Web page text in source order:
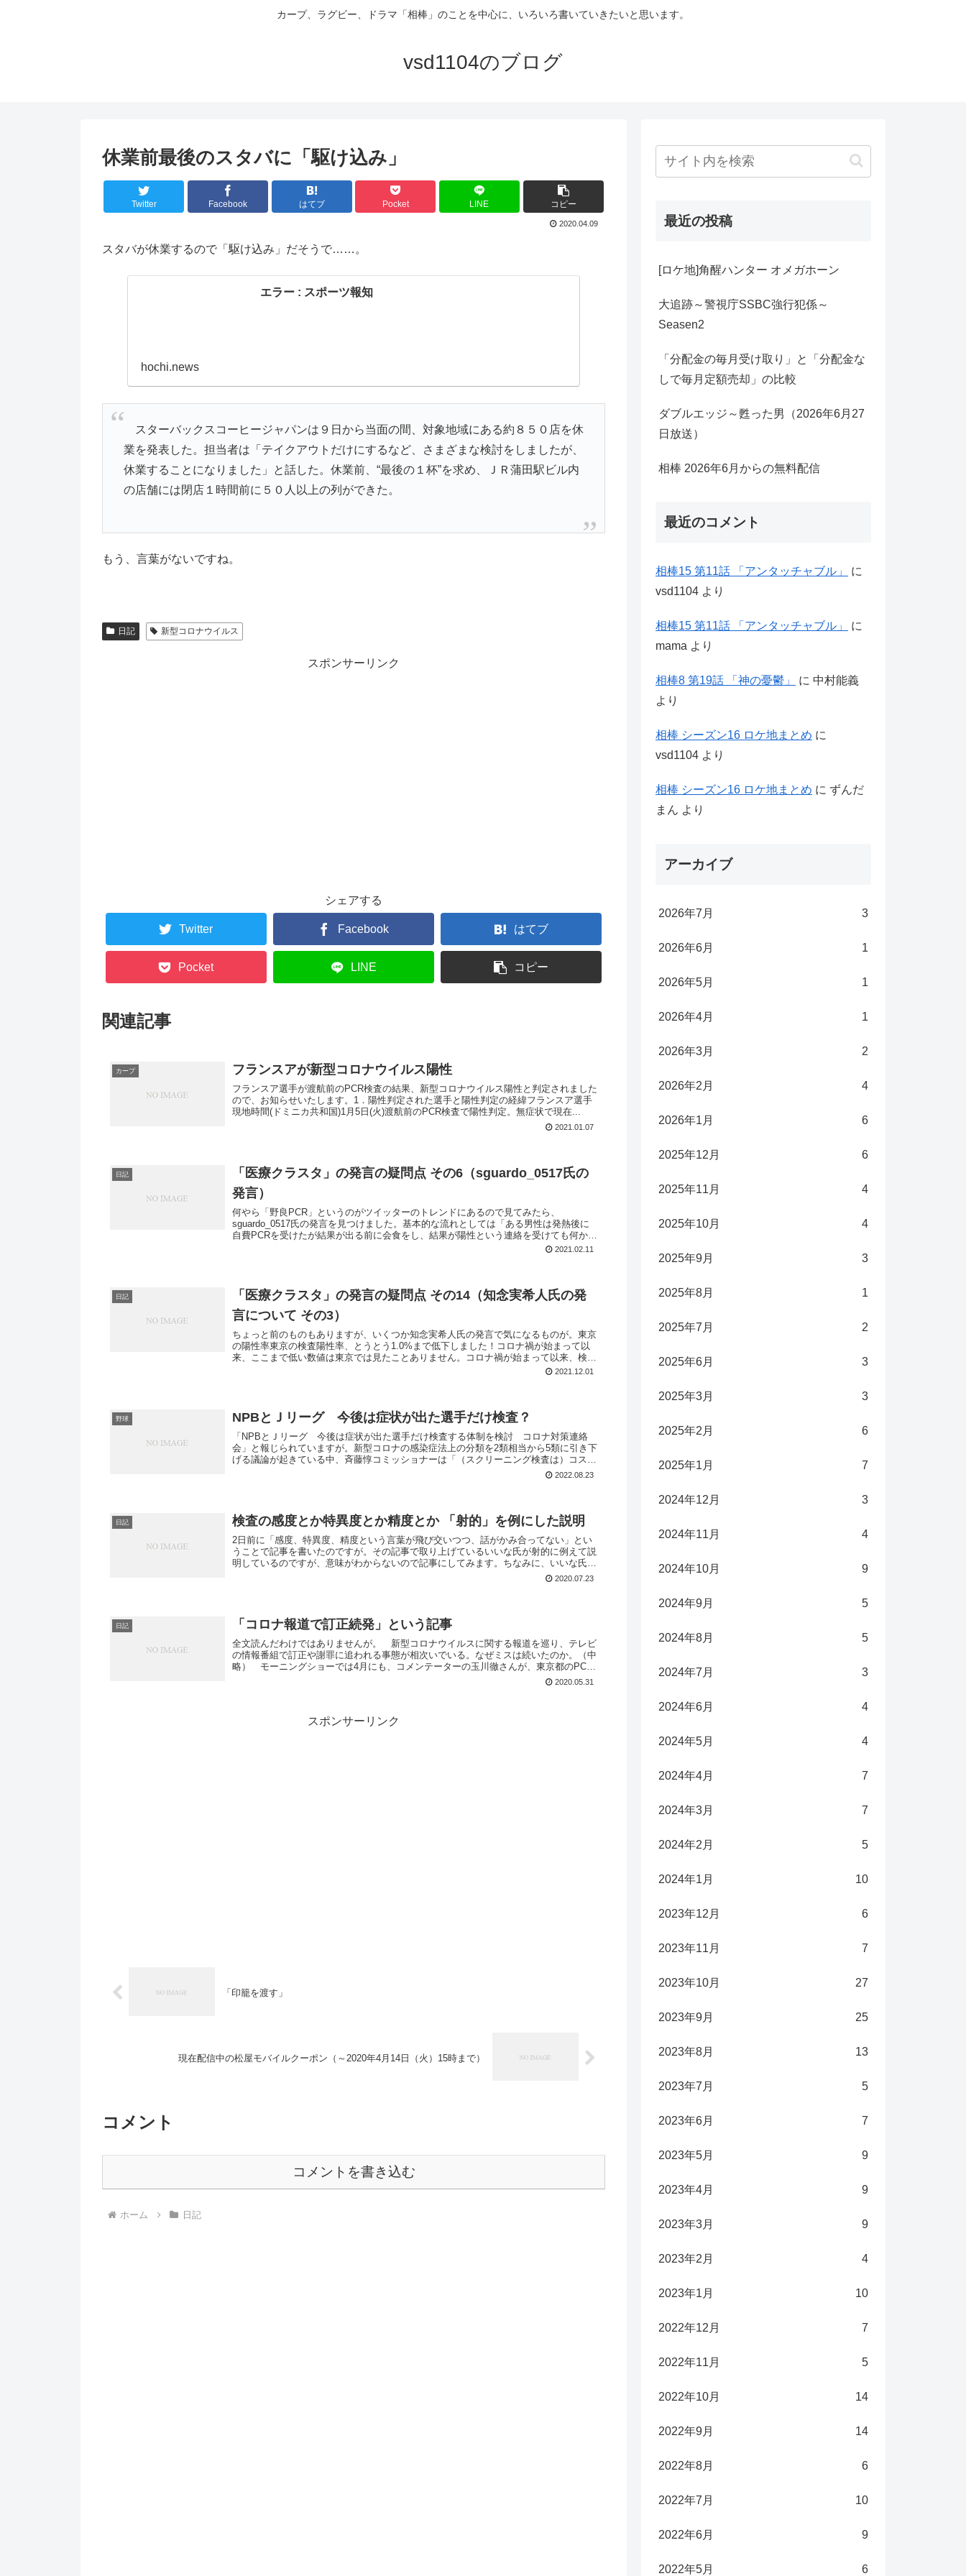
カープ、ラグビー、ドラマ「相棒」のことを中心に、いろいろ書いていきたいと思います。
vsd1104のブログ
休業前最後のスタバに「駆け込み」
Twitter Facebook はてブ Pocket LINE コピー
2020.04.09
スタバが休業するので「駆け込み」だそうで……。
エラー : スポーツ報知
hochi.news
スターバックスコーヒージャパンは９日から当面の間、対象地域にある約８５０店を休
業を発表した。担当者は「テイクアウトだけにするなど、さまざまな検討をしましたが、
休業することになりました」と話した。休業前、“最後の１杯”を求め、ＪＲ蒲田駅ビル内
の店舗には閉店１時間前に５０人以上の列ができた。
もう、言葉がないですね。
日記 新型コロナウイルス
スポンサーリンク
シェアする
Twitter Facebook はてブ
Pocket LINE コピー
関連記事
カープ フランスアが新型コロナウイルス陽性
フランスア選手が渡航前のPCR検査の結果、新型コロナウイルス陽性と判定されました
ので、お知らせいたします。1．陽性判定された選手と陽性判定の経緯フランスア選手
現地時間(ドミニカ共和国)1月5日(火)渡航前のPCR検査で陽性判定。無症状で現在...
2021.01.07
日記
「医療クラスタ」の発言の疑問点 その6（sguardo_0517氏の
発言）
何やら「野良PCR」というのがツイッターのトレンドにあるので見てみたら、
sguardo_0517氏の発言を見つけました。基本的な流れとしては「ある男性は発熱後に
自費PCRを受けたが結果が出る前に会食をし、結果が陽性という連絡を受けても何か
2021.02.11
日記
「医療クラスタ」の発言の疑問点 その14（知念実希人氏の発
言について その3）
ちょっと前のものもありますが、いくつか知念実希人氏の発言で気になるものが。東京
の陽性率東京の検査陽性率、とうとう1.0%まで低下しました！コロナ禍が始まって以
来、ここまで低い数値は東京では見たことありません。コロナ禍が始まって以来、検査
2021.12.01
野球 NPBとＪリーグ 今後は症状が出た選手だけ検査？
「NPBとＪリーグ 今後は症状が出た選手だけ検査する体制を検討 コロナ対策連絡
会」と報じられていますが。新型コロナの感染症法上の分類を2類相当から5類に引き下
げる議論が起きている中、斉藤惇コミッショナーは「（スクリーニング検査は）コス
2022.08.23
日記 検査の感度とか特異度とか精度とか 「射的」を例にした説明
2日前に「感度、特異度、精度という言葉が飛び交いつつ、話がかみ合ってない」とい
うことで記事を書いたのですが。その記事で取り上げているいいな氏が射的に例えて説
明しているのですが、意味がわからないので記事にしてみます。ちなみに、いいな氏は
2020.07.23
日記 「コロナ報道で訂正続発」という記事
全文読んだわけではありませんが。 新型コロナウイルスに関する報道を巡り、テレビ
の情報番組で訂正や謝罪に追われる事態が相次いでいる。なぜミスは続いたのか。（中
略） モーニングショーでは4月にも、コメンテーターの玉川徹さんが、東京都のPCR
2020.05.31
スポンサーリンク
「印籠を渡す」
現在配信中の松屋モバイルクーポン（～2020年4月14日（火）15時まで）
コメント
コメントを書き込む
ホーム 日記
最近の投稿
[ロケ地]角醒ハンター オメガホーン
大追跡～警視庁SSBC強行犯係～
Seasen2
「分配金の毎月受け取り」と「分配金な
しで毎月定額売却」の比較
ダブルエッジ～甦った男（2026年6月27
日放送）
相棒 2026年6月からの無料配信
最近のコメント
相棒15 第11話 「アンタッチャブル」
に
vsd1104 より
相棒15 第11話 「アンタッチャブル」
に
mama より
相棒8 第19話 「神の憂鬱」 に 中村能義
より
相棒 シーズン16 ロケ地まとめ に
vsd1104 より
相棒 シーズン16 ロケ地まとめ に ずんだ
まん より
アーカイブ
2026年7月 3
2026年6月 1
2026年5月 1
2026年4月 1
2026年3月 2
2026年2月 4
2026年1月 6
2025年12月 6
2025年11月 4
2025年10月 4
2025年9月 3
2025年8月 1
2025年7月 2
2025年6月 3
2025年3月 3
2025年2月 6
2025年1月 7
2024年12月 3
2024年11月 4
2024年10月 9
2024年9月 5
2024年8月 5
2024年7月 3
2024年6月 4
2024年5月 4
2024年4月 7
2024年3月 7
2024年2月 5
2024年1月 10
2023年12月 6
2023年11月 7
2023年10月 27
2023年9月 25
2023年8月 13
2023年7月 5
2023年6月 7
2023年5月 9
2023年4月 9
2023年3月 9
2023年2月 4
2023年1月 10
2022年12月 7
2022年11月 5
2022年10月 14
2022年9月 14
2022年8月 6
2022年7月 10
2022年6月 9
2022年5月 6